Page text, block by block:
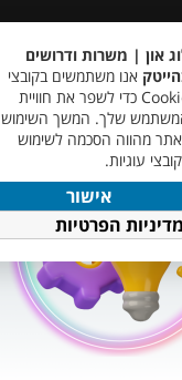
און | משרות ודרושים
אנו משתמשים בקובצי
Cookie כדי לשפר את חוויית
שלך. המשך השימוש
מהווה הסכמה לשימוש
עוגיות.
אישור
מדיניות הפרטיות